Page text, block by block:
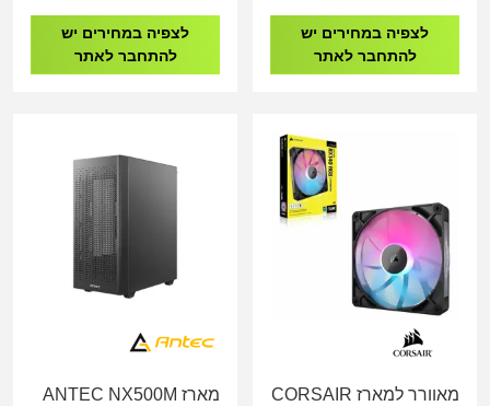
לצפיה במחירים יש
להתחבר לאתר
לצפיה במחירים יש
להתחבר לאתר
מאוורר למארז CORSAIR
מארז ANTEC NX500M